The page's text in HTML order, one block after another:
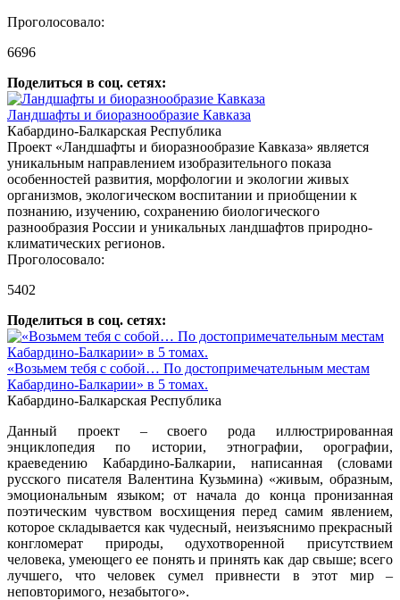
Проголосовало:
6696
Поделиться в соц. сетях:
Ландшафты и биоразнообразие Кавказа
Кабардино-Балкарская Республика
Проект «Ландшафты и биоразнообразие Кавказа» является
уникальным направлением изобразительного показа
особенностей развития, морфологии и экологии живых
организмов, экологическом воспитании и приобщении к
познанию, изучению, сохранению биологического
разнообразия России и уникальных ландшафтов природно-
климатических регионов.
Проголосовало:
5402
Поделиться в соц. сетях:
«Возьмем тебя с собой… По достопримечательным местам
Кабардино-Балкарии» в 5 томах.
Кабардино-Балкарская Республика
Данный проект – своего рода иллюстрированная
энциклопедия по истории, этнографии, орографии,
краеведению Кабардино-Балкарии, написанная (словами
русского писателя Валентина Кузьмина) «живым, образным,
эмоциональным языком; от начала до конца пронизанная
поэтическим чувством восхищения перед самим явлением,
которое складывается как чудесный, неизъяснимо прекрасный
конгломерат природы, одухотворенной присутствием
человека, умеющего ее понять и принять как дар свыше; всего
лучшего, что человек сумел привнести в этот мир –
неповторимого, незабытого».